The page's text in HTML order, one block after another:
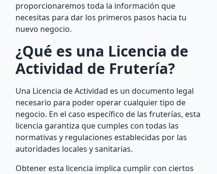
proporcionaremos toda la información que
necesitas para dar los primeros pasos hacia tu
nuevo negocio.
¿Qué es una Licencia de
Actividad de Frutería?
Una Licencia de Actividad es un documento legal
necesario para poder operar cualquier tipo de
negocio. En el caso específico de las fruterías, esta
licencia garantiza que cumples con todas las
normativas y regulaciones establecidas por las
autoridades locales y sanitarias.
Obtener esta licencia implica cumplir con ciertos